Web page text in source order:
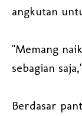
angkutan
"Memang
sebagian
Berdasar